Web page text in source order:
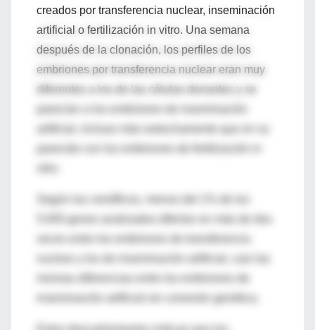
creados por transferencia nuclear, inseminación
artificial o fertilización in vitro. Una semana
después de la clonación, los perfiles de los
embriones por transferencia nuclear eran muy
diferentes a los de las células donantes y se
Según los científicos, menos del 1% de los
5.000 genes analizados diferían en más de dos
inseminación artificial sin conexión genética.